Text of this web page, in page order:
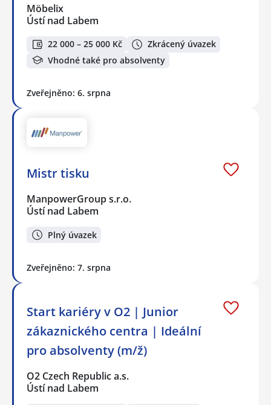
Möbelix
Ústí nad Labem
22 000 – 25 000 Kč
Zkrácený úvazek
Vhodné také pro absolventy
Zveřejněno: 6. srpna
Mistr tisku
ManpowerGroup s.r.o.
Ústí nad Labem
Plný úvazek
Zveřejněno: 7. srpna
Start kariéry v O2 | Junior
zákaznického centra | Ideální
pro absolventy (m/ž)
O2 Czech Republic a.s.
Ústí nad Labem